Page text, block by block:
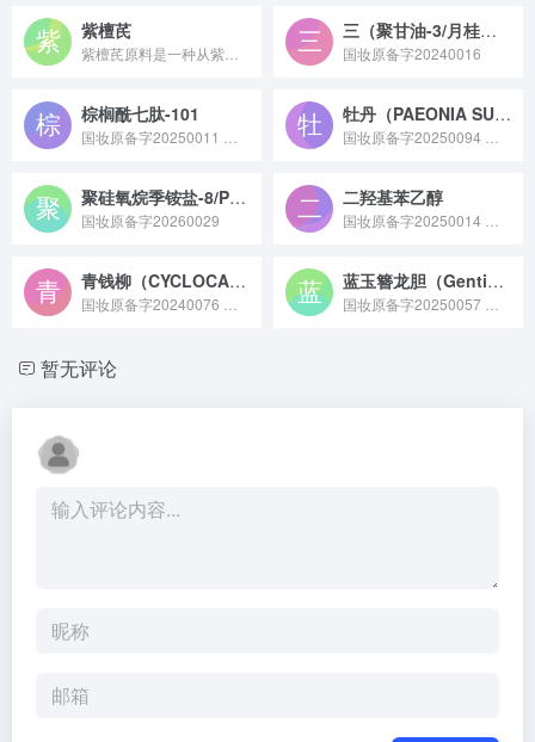
紫檀芪 三（聚甘油-3/月桂基）氢化三聚亚油酸酯
国妆原备字20240016
棕榈酰七肽-101 牡丹（PAEONIA SUFFRUTICOSA）愈伤组织提取物
聚硅氧烷季铵盐-8/PEG-10聚二甲基硅氧烷/氨基聚二甲基硅氧烷共聚物
国妆原备字20260029
二羟基苯乙醇
青钱柳（CYCLOCARYA PALIURUS）叶提取物 蓝玉簪龙胆（Gentiana veitchiorum）提取物
暂无评论